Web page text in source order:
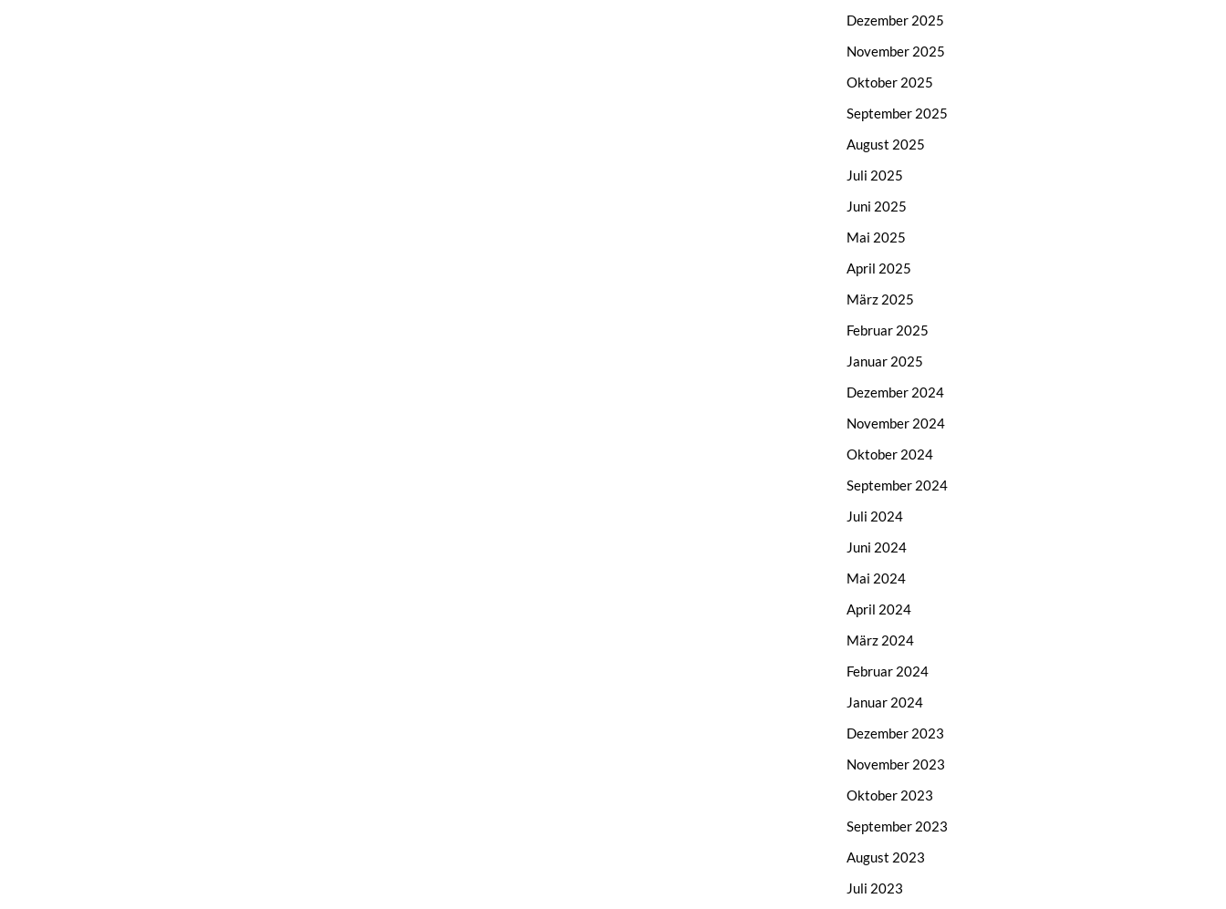
Dezember 2025
November 2025
Oktober 2025
September 2025
August 2025
Juli 2025
Juni 2025
Mai 2025
April 2025
März 2025
Februar 2025
Januar 2025
Dezember 2024
November 2024
Oktober 2024
September 2024
Juli 2024
Juni 2024
Mai 2024
April 2024
März 2024
Februar 2024
Januar 2024
Dezember 2023
November 2023
Oktober 2023
September 2023
August 2023
Juli 2023